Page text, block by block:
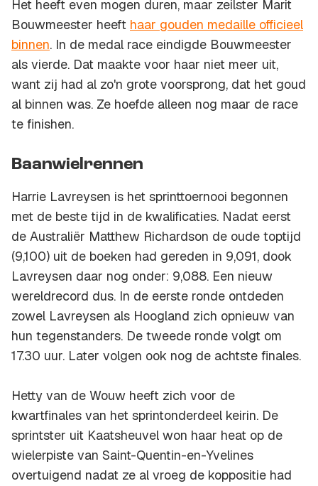
Het heeft even mogen duren, maar zeilster Marit
Bouwmeester heeft haar gouden medaille officieel
binnen. In de medal race eindigde Bouwmeester
als vierde. Dat maakte voor haar niet meer uit,
want zij had al zo'n grote voorsprong, dat het goud
al binnen was. Ze hoefde alleen nog maar de race
te finishen.
Baanwielrennen
Harrie Lavreysen is het sprinttoernooi begonnen
met de beste tijd in de kwalificaties. Nadat eerst
de Australiër Matthew Richardson de oude toptijd
(9,100) uit de boeken had gereden in 9,091, dook
Lavreysen daar nog onder: 9,088. Een nieuw
wereldrecord dus. In de eerste ronde ontdeden
zowel Lavreysen als Hoogland zich opnieuw van
hun tegenstanders. De tweede ronde volgt om
17.30 uur. Later volgen ook nog de achtste finales.
Hetty van de Wouw heeft zich voor de
kwartfinales van het sprintonderdeel keirin. De
sprintster uit Kaatsheuvel won haar heat op de
wielerpiste van Saint-Quentin-en-Yvelines
overtuigend nadat ze al vroeg de koppositie had